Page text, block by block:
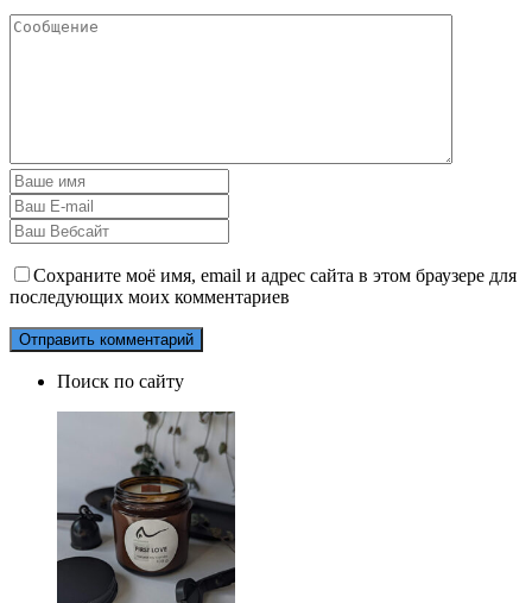
Сохраните моё имя, email и адрес сайта в этом браузере для
последующих моих комментариев
Поиск по сайту